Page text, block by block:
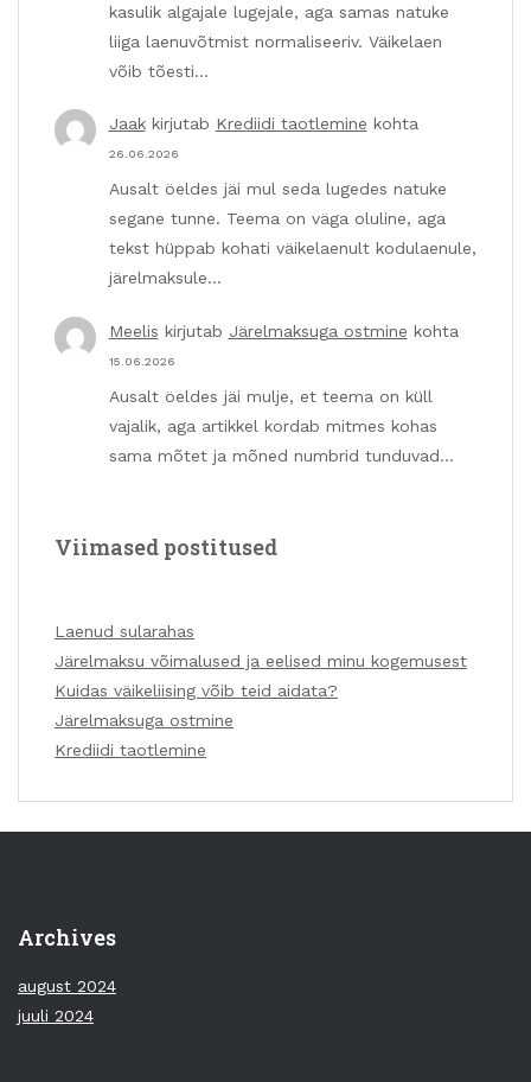
kasulik algajale lugejale, aga samas natuke
liiga laenuvõtmist normaliseeriv. Väikelaen
võib tõesti…
Jaakkirjutab Krediidi taotlemine kohta
26.06.2026
Ausalt öeldes jäi mul seda lugedes natuke
segane tunne. Teema on väga oluline, aga
tekst hüppab kohati väikelaenult kodulaenule,
järelmaksule…
Meelis kirjutab Järelmaksuga ostmine kohta
15.06.2026
Ausalt öeldes jäi mulje, et teema on küll
vajalik, aga artikkel kordab mitmes kohas
sama mõtet ja mõned numbrid tunduvad…
Viimased postitused
Laenud sularahas
Järelmaksu võimalused ja eelised minu kogemusest
Kuidas väikeliising võib teid aidata?
Järelmaksuga ostmine
Krediidi taotlemine
Archives
august 2024
juuli 2024